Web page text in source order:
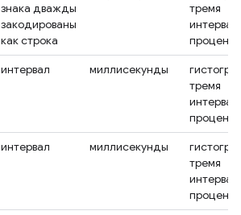
знака дважды
закодированы
как строка
тремя
интервал миллисекунды
тремя
интервал миллисекунды
тремя